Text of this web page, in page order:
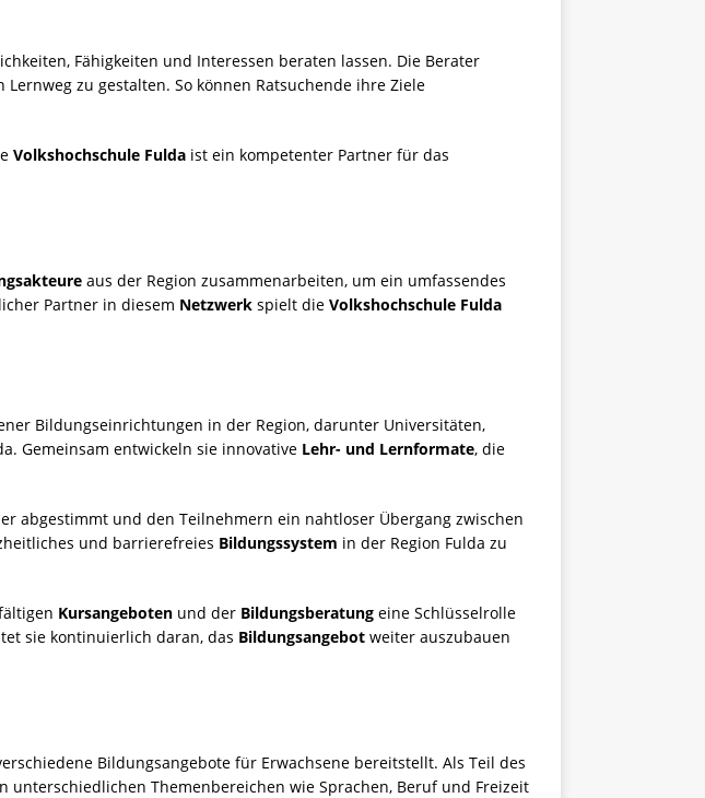
Fähigkeiten und Interessen beraten lassen. Die Berater
zu gestalten. So können Ratsuchende ihre Ziele
Volkshochschule Fulda ist ein kompetenter Partner für das
aus der Region zusammenarbeiten, um ein umfassendes
Partner in diesem Netzwerk spielt die Volkshochschule Fulda
Bildungseinrichtungen in der Region, darunter Universitäten,
Gemeinsam entwickeln sie innovative Lehr- und Lernformate, die
abgestimmt und den Teilnehmern ein nahtloser Übergang zwischen
und barrierefreies Bildungssystem in der Region Fulda zu
Kursangeboten und der Bildungsberatung eine Schlüsselrolle
sie kontinuierlich daran, das Bildungsangebot weiter auszubauen
Bildungsangebote für Erwachsene bereitstellt. Als Teil des
unterschiedlichen Themenbereichen wie Sprachen, Beruf und Freizeit